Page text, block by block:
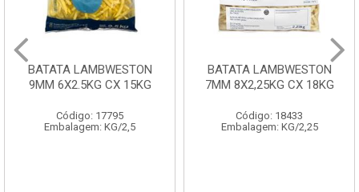
BATATA LAMBWESTON
9MM 6X2.5KG CX 15KG
Código: 17795
Embalagem: KG/2,5
BATATA LAMBWESTON
7MM 8X2,25KG CX 18KG
Código: 18433
Embalagem: KG/2,25